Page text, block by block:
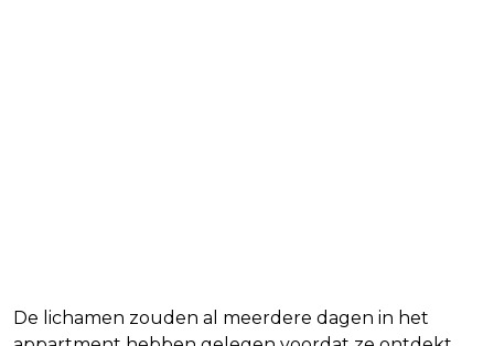
De lichamen zouden al meerdere dagen in het